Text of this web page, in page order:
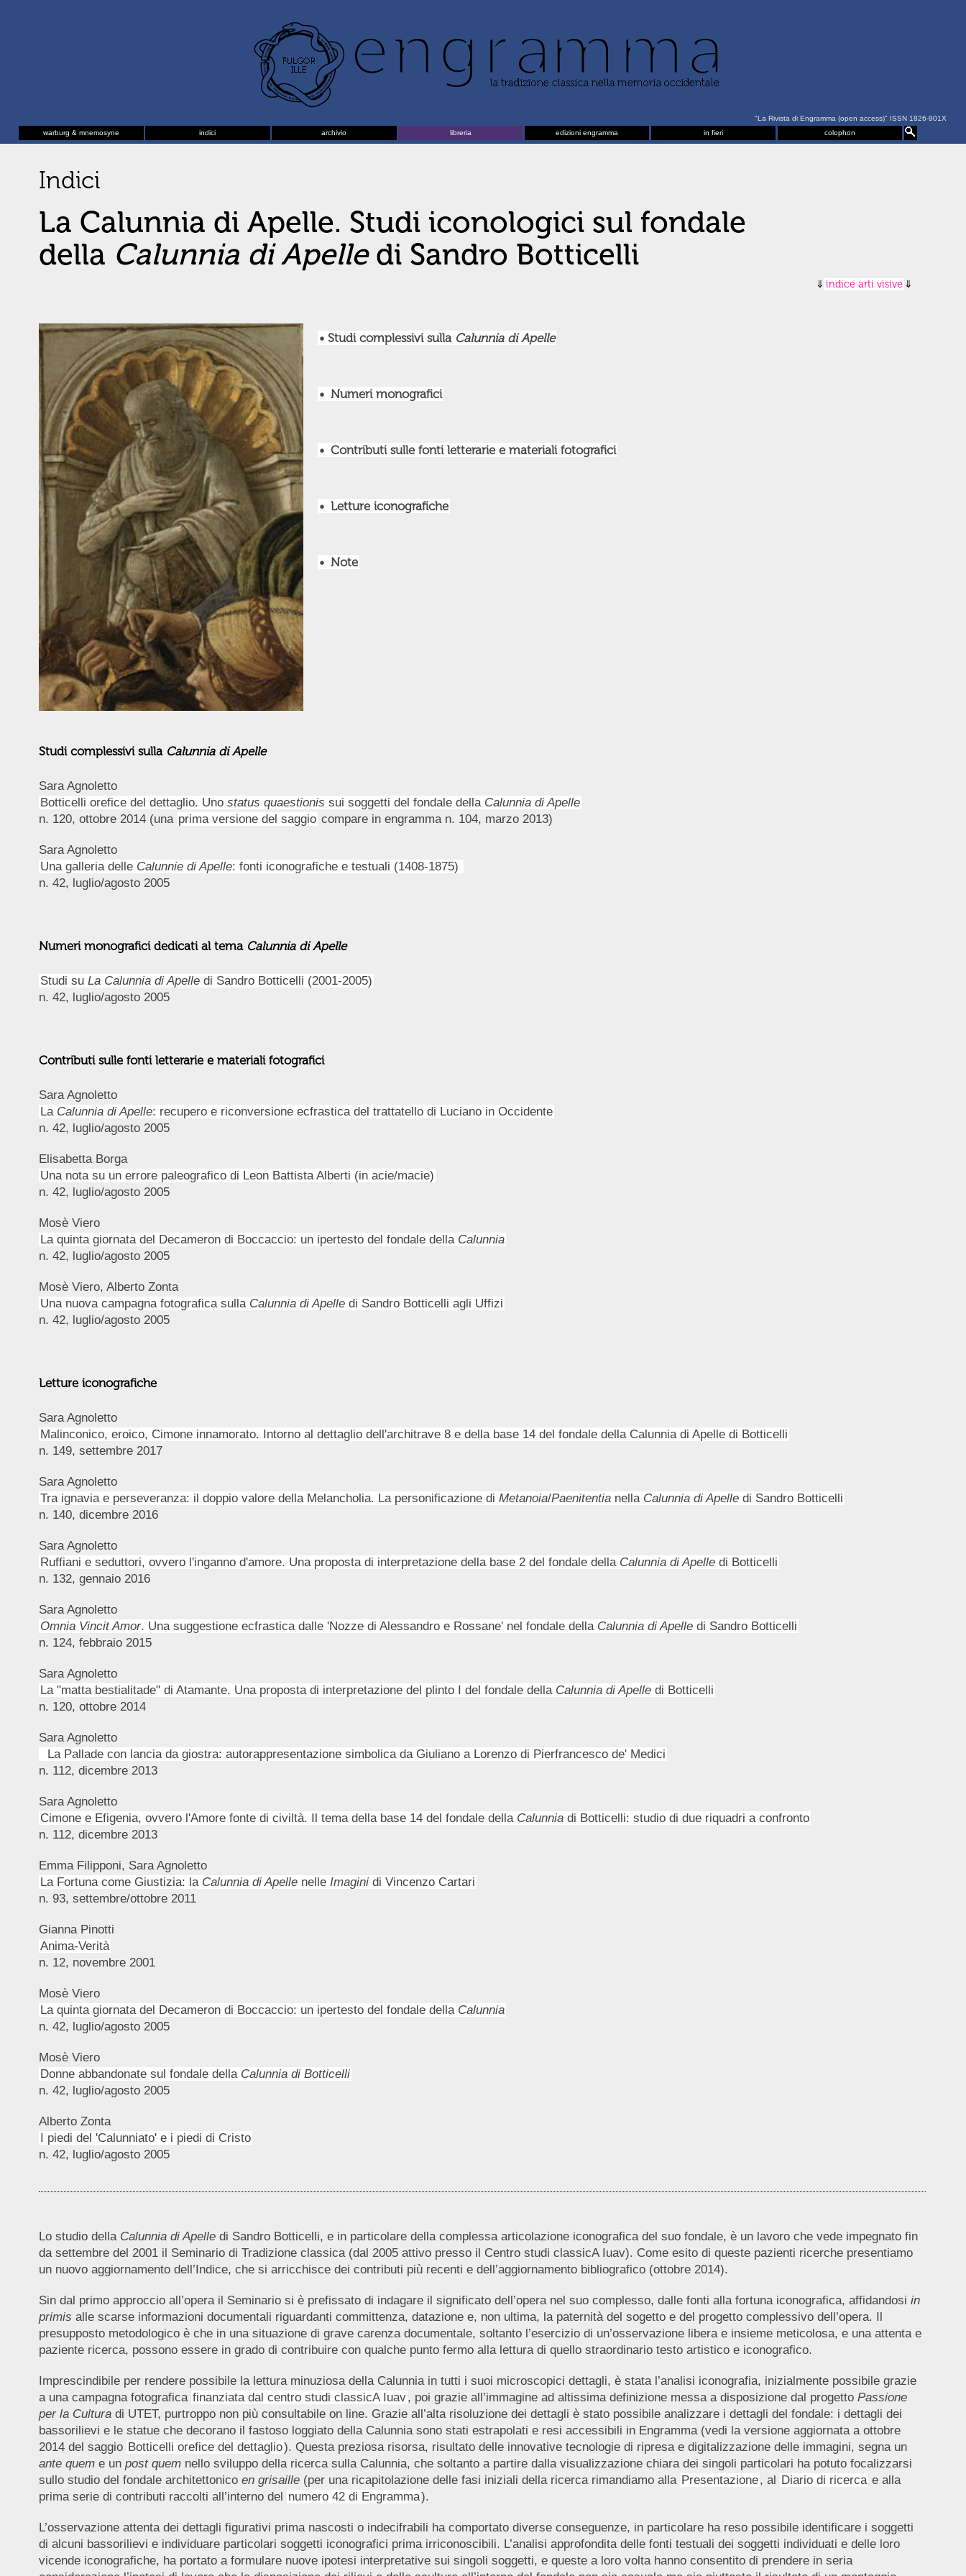
"La Rivista di Engramma (open access)" ISSN 1826-901X
warburg & mnemosyne
indici archivio libreria edizioni engramma in fieri colophon
Indici
La Calunnia di Apelle. Studi iconologici sul fondale
della Calunnia di Apelle di Sandro Botticelli
indice arti visive
• Studi complessivi sulla Calunnia di Apelle
• Numeri monografici
• Contributi sulle fonti letterarie e materiali fotografici
• Letture iconografiche
• Note
Studi complessivi sulla Calunnia di Apelle
Sara Agnoletto
Botticelli orefice del dettaglio. Uno status quaestionis sui soggetti del fondale della Calunnia di Apelle
n. 120, ottobre 2014 (una prima versione del saggio compare in engramma n. 104, marzo 2013)
Sara Agnoletto
Una galleria delle Calunnie di Apelle: fonti iconografiche e testuali (1408-1875)
n. 42, luglio/agosto 2005
Numeri monografici dedicati al tema Calunnia di Apelle
Studi suLa Calunnia di Apelledi Sandro Botticelli (2001-2005)
n. 42, luglio/agosto 2005
Contributi sulle fonti letterarie e materiali fotografici
Sara Agnoletto
La Calunnia di Apelle: recupero e riconversione ecfrastica del trattatello di Luciano in Occidente
n. 42, luglio/agosto 2005
Elisabetta Borga
Una nota su un errore paleografico di Leon Battista Alberti (in acie/macie)
n. 42, luglio/agosto 2005
Mosè Viero
La quinta giornata del Decameron di Boccaccio: un ipertesto del fondale della Calunnia
n. 42, luglio/agosto 2005
Mosè Viero, Alberto Zonta
Una nuova campagna fotografica sulla Calunnia di Apelledi Sandro Botticelli agli Uffizi
n. 42, luglio/agosto 2005
Letture iconografiche
Sara Agnoletto
Malinconico, eroico, Cimone innamorato. Intorno al dettaglio dell'architrave 8 e della base 14 del fondale della Calunnia di Apelle di Botticelli
n. 149, settembre 2017
Sara Agnoletto
Tra ignavia e perseveranza: il doppio valore della Melancholia. La personificazione di Metanoia/Paenitentianella Calunnia di Apelledi Sandro Botticelli
n. 140, dicembre 2016
Sara Agnoletto
Ruffiani e seduttori, ovvero l'inganno d'amore. Una proposta di interpretazione della base 2 del fondale della Calunnia di Apelle di Botticelli
n. 132, gennaio 2016
Sara Agnoletto
Omnia Vincit Amor. Una suggestione ecfrastica dalle 'Nozze di Alessandro e Rossane' nel fondale della Calunnia di Apelledi Sandro Botticelli
n. 124, febbraio 2015
Sara Agnoletto
La "matta bestialitade" di Atamante. Una proposta di interpretazione del plinto I del fondale della Calunnia di Apelledi Botticelli
n. 120, ottobre 2014
Sara Agnoletto
La Pallade con lancia da giostra: autorappresentazione simbolica da Giuliano a Lorenzo di Pierfrancesco de' Medici
n. 112, dicembre 2013
Sara Agnoletto
Cimone e Efigenia, ovvero l'Amore fonte di civiltà. Il tema della base 14 del fondale della Calunniadi Botticelli: studio di due riquadri a confronto
n. 112, dicembre 2013
Emma Filipponi, Sara Agnoletto
La Fortuna come Giustizia: la Calunnia di Apellenelle Imaginidi Vincenzo Cartari
n. 93, settembre/ottobre 2011
Gianna Pinotti
Anima-Verità
n. 12, novembre 2001
Mosè Viero
La quinta giornata del Decameron di Boccaccio: un ipertesto del fondale della Calunnia
n. 42, luglio/agosto 2005
Mosè Viero
Donne abbandonate sul fondale della Calunnia di Botticelli
n. 42, luglio/agosto 2005
Alberto Zonta
I piedi del 'Calunniato' e i piedi di Cristo
n. 42, luglio/agosto 2005
Lo studio della Calunnia di Apelledi Sandro Botticelli, e in particolare della complessa articolazione iconografica del suo fondale, è un lavoro che vede impegnato fin
da settembre del 2001 il Seminario di Tradizione classica (dal 2005 attivo presso il Centro studi classicA Iuav). Come esito di queste pazienti ricerche presentiamo
un nuovo aggiornamento dell’Indice, che si arricchisce dei contributi più recenti e dell’aggiornamento bibliografico (ottobre 2014).
Sin dal primo approccio all’opera il Seminario si è prefissato di indagare il significato dell’opera nel suo complesso, dalle fonti alla fortuna iconografica, affidandosi in
primis alle scarse informazioni documentali riguardanti committenza, datazione e, non ultima, la paternità del sogetto e del progetto complessivo dell’opera. Il
presupposto metodologico è che in una situazione di grave carenza documentale, soltanto l’esercizio di un’osservazione libera e insieme meticolosa, e una attenta e
paziente ricerca, possono essere in grado di contribuire con qualche punto fermo alla lettura di quello straordinario testo artistico e iconografico.
Imprescindibile per rendere possibile la lettura minuziosa della Calunnia in tutti i suoi microscopici dettagli, è stata l’analisi iconografia, inizialmente possibile grazie
a una campagna fotografica finanziata dal centro studi classicA Iuav, poi grazie all’immagine ad altissima definizione messa a disposizione dal progetto Passione
per la Culturadi UTET, purtroppo non più consultabile on line. Grazie all’alta risoluzione dei dettagli è stato possibile analizzare i dettagli del fondale: i dettagli dei
bassorilievi e le statue che decorano il fastoso loggiato della Calunnia sono stati estrapolati e resi accessibili in Engramma (vedi la versione aggiornata a ottobre
2014 del saggio Botticelli orefice del dettaglio). Questa preziosa risorsa, risultato delle innovative tecnologie di ripresa e digitalizzazione delle immagini, segna un
ante queme un post quemnello sviluppo della ricerca sulla Calunnia, che soltanto a partire dalla visualizzazione chiara dei singoli particolari ha potuto focalizzarsi
sullo studio del fondale architettonico en grisaille(per una ricapitolazione delle fasi iniziali della ricerca rimandiamo alla Presentazione, al Diario di ricerca e alla
prima serie di contributi raccolti all’interno del
numero 42 di Engramma).
L’osservazione attenta dei dettagli figurativi prima nascosti o indecifrabili ha comportato diverse conseguenze, in particolare ha reso possibile identificare i soggetti
di alcuni bassorilievi e individuare particolari soggetti iconografici prima irriconoscibili. L’analisi approfondita delle fonti testuali dei soggetti individuati e delle loro
vicende iconografiche, ha portato a formulare nuove ipotesi interpretative sui singoli soggetti, e queste a loro volta hanno consentito di prendere in seria